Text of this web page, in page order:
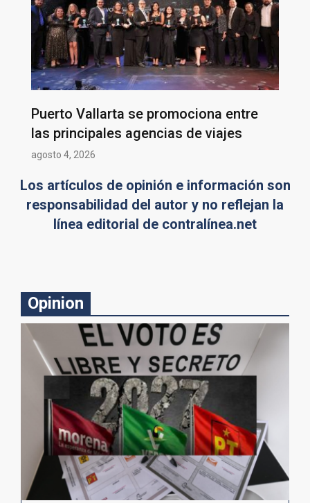
Puerto Vallarta se promociona entre
las principales agencias de viajes
agosto 4, 2026
Los artículos de opinión e información son
responsabilidad del autor y no reflejan la
línea editorial de contralínea.net
Opinion